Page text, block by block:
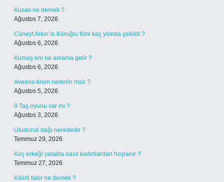
Kusas ne demek ?
Ağustos 7, 2026
Cüneyt Arkın’ın Köroğlu filmi kaç yılında çekildi ?
Ağustos 6, 2026
Kumaş eni ne anlama gelir ?
Ağustos 6, 2026
Aveeno krem nerenin malı ?
Ağustos 5, 2026
9 Taş oyunu var mı ?
Ağustos 3, 2026
Uludoruk dağı nerededir ?
Temmuz 29, 2026
Koç erkeği yatakta nasıl kadınlardan hoşlanır ?
Temmuz 27, 2026
Kibirli fakir ne demek ?